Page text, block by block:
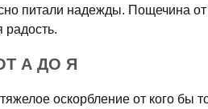
питали надежды. Пощечина от
А ДО Я
оскорбление от кого бы